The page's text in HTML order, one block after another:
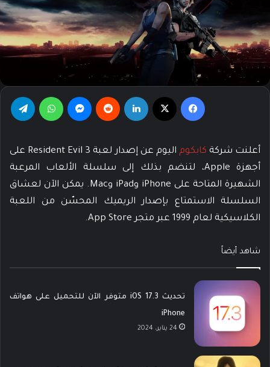
أعلنت شركة كابكوم
اليوم عن إصدار لعبة Resident Evil 3 على
أجهزة Apple، لتنضم بذلك إلى سلسلة الألعاب المرعبة
الشهيرة المتاحة على iPhone وiPad وMac. يمكن الآن لعشاق
السلسلة الاستمتاع بإصدار الريميك المحسّن من اللعبة
الكلاسيكية لعام 1999 عبر متجر App Store.
شاهد أيضاً
تحديث iOS 17.3 متوفر الآن للتحميل على هواتف
iPhone
24 يناير، 2024